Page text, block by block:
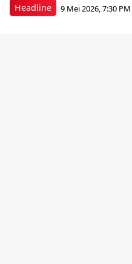
Headline 9 Mei 2026, 7:30 PM